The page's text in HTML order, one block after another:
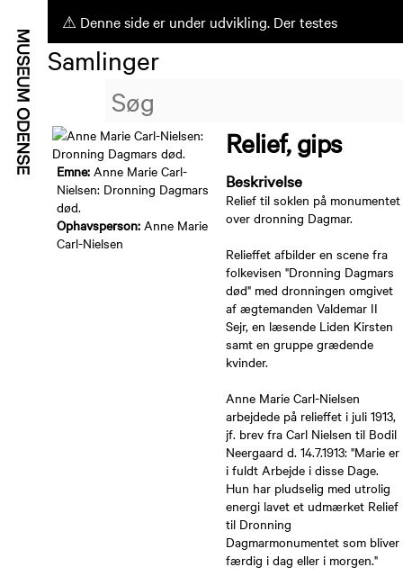
⚠ Denne side er under udvikling. Der testes
ufærdige funktioner.
Samlinger
Emne: Anne Marie Carl-
Nielsen: Dronning Dagmars
død.
Ophavsperson: Anne Marie
Carl-Nielsen
Relief, gips
Beskrivelse
Relief til soklen på monumentet
over dronning Dagmar.
Relieffet afbilder en scene fra
folkevisen "Dronning Dagmars
død" med dronningen omgivet
af ægtemanden Valdemar II
Sejr, en læsende Liden Kirsten
samt en gruppe grædende
kvinder.
Anne Marie Carl-Nielsen
arbejdede på relieffet i juli 1913,
jf. brev fra Carl Nielsen til Bodil
Neergaard d. 14.7.1913: "Marie er
i fuldt Arbejde i disse Dage.
Hun har pludselig med utrolig
energi lavet et udmærket Relief
til Dronning
Dagmarmonumentet som bliver
færdig i dag eller i morgen."